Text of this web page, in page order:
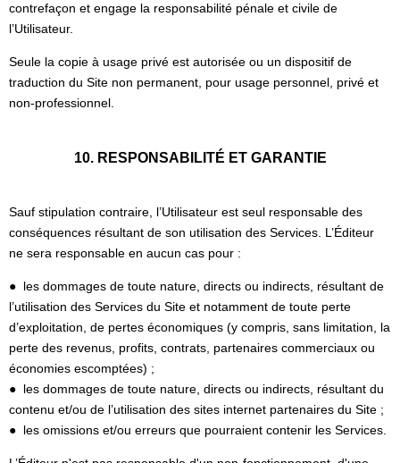
contrefaçon et engage la responsabilité pénale et civile de
l’Utilisateur.
Seule la copie à usage privé est autorisée ou un dispositif de
traduction du Site non permanent, pour usage personnel, privé et
non-professionnel.
10. RESPONSABILITÉ ET GARANTIE
Sauf stipulation contraire, l’Utilisateur est seul responsable des
conséquences résultant de son utilisation des Services. L’Éditeur
ne sera responsable en aucun cas pour :
● les dommages de toute nature, directs ou indirects, résultant de
l’utilisation des Services du Site et notamment de toute perte
d’exploitation, de pertes économiques (y compris, sans limitation, la
perte des revenus, profits, contrats, partenaires commerciaux ou
économies escomptées) ;
● les dommages de toute nature, directs ou indirects, résultant du
contenu et/ou de l’utilisation des sites internet partenaires du Site ;
● les omissions et/ou erreurs que pourraient contenir les Services.